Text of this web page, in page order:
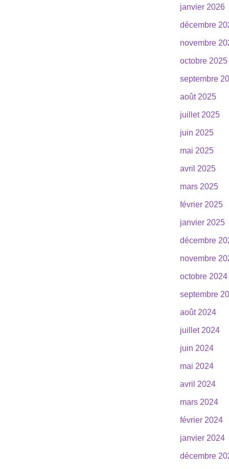
janvier 2026
décembre
novembre
octobre 2025
septembre
août 2025
juillet 2025
juin 2025
mai 2025
avril 2025
mars 2025
février 2025
janvier 2025
décembre
novembre
octobre 2024
septembre
août 2024
juillet 2024
juin 2024
mai 2024
avril 2024
mars 2024
février 2024
janvier 2024
décembre